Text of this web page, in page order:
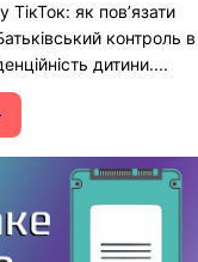
ТікТок: як повʼязати
контроль в
дитини....